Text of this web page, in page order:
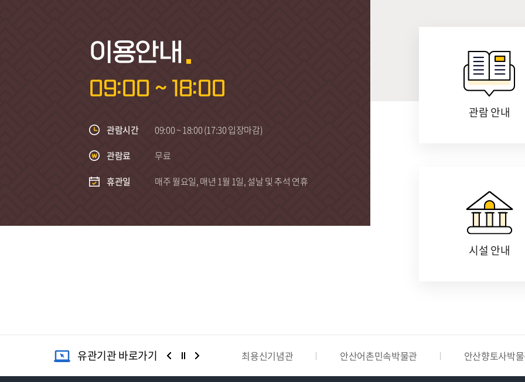
이용안내
09:00 ~ 18:00
관람시간
09:00 ~ 18:00 (17:30 입장마감)
관람료
무료
휴관일
매주 월요일, 매년 1월 1일, 설날 및 추석 연휴
관람 안내
시설 안내
유관기관 바로가기
안산향토사박물관 김홍도미술관 최용신기념관 안산어촌민속박물관 안산향토사박